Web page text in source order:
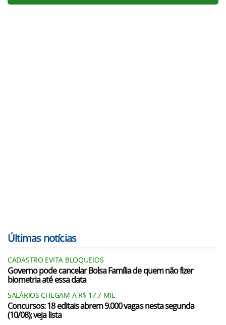
Últimas notícias
CADASTRO EVITA BLOQUEIOS
Governo pode cancelar Bolsa Família de quem não fizer
biometria até essa data
SALÁRIOS CHEGAM A R$ 17,7 MIL
Concursos: 18 editais abrem 9.000 vagas nesta segunda
(10/08); veja lista